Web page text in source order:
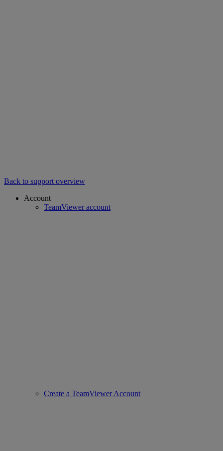
Back to support overview
Account
TeamViewer account
Create a TeamViewer Account